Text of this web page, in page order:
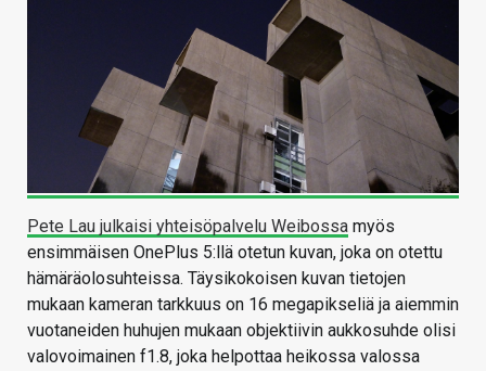
Pete Lau julkaisi yhteisöpalvelu Weibossa myös
ensimmäisen OnePlus 5:llä otetun kuvan, joka on otettu
hämäräolosuhteissa. Täysikokoisen kuvan tietojen
mukaan kameran tarkkuus on 16 megapikseliä ja aiemmin
vuotaneiden huhujen mukaan objektiivin aukkosuhde olisi
valovoimainen f1.8, joka helpottaa heikossa valossa